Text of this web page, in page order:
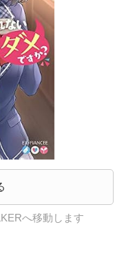
へ移動します